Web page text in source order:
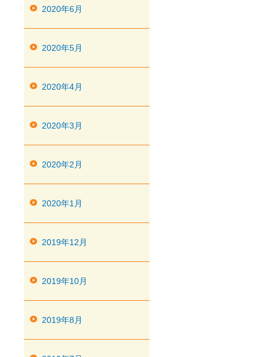
2020年6月
2020年5月
2020年4月
2020年3月
2020年2月
2020年1月
2019年12月
2019年10月
2019年8月